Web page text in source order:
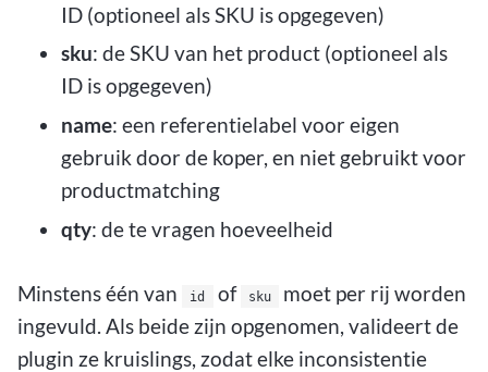
ID (optioneel als SKU is opgegeven)
sku: de SKU van het product (optioneel als
ID is opgegeven)
name: een referentielabel voor eigen
gebruik door de koper, en niet gebruikt voor
productmatching
qty: de te vragen hoeveelheid
Minstens één van id of sku
moet per rij worden
ingevuld. Als beide zijn opgenomen, valideert de
plugin ze kruislings, zodat elke inconsistentie